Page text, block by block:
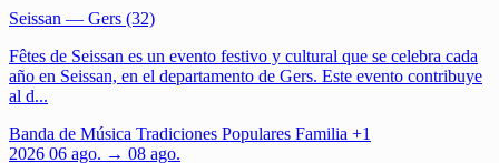
Seissan — Gers (32)
Fêtes de Seissan es un evento festivo y cultural que se celebra cada
año en Seissan, en el departamento de Gers. Este evento contribuye
al d...
Banda de Música Tradiciones Populares Familia +1
2026 06 ago. → 08 ago.